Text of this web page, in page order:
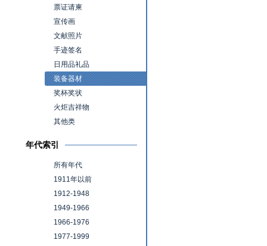
票证请柬
宣传画
文献照片
手迹签名
日用品礼品
装备器材
奖杯奖状
火炬吉祥物
其他类
年代索引
所有年代
1911年以前
1912-1948
1949-1966
1966-1976
1977-1999